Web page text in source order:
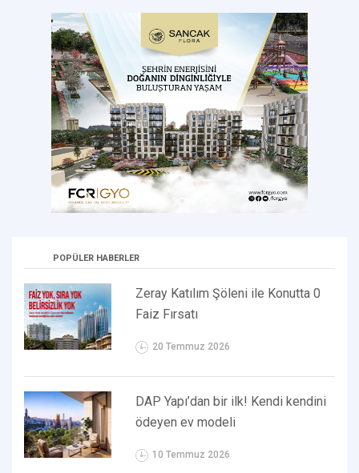
POPÜLER HABERLER
Zeray Katılım Şöleni ile Konutta 0
Faiz Fırsatı
20 Temmuz 2026
DAP Yapı’dan bir ilk! Kendi kendini
ödeyen ev modeli
10 Temmuz 2026